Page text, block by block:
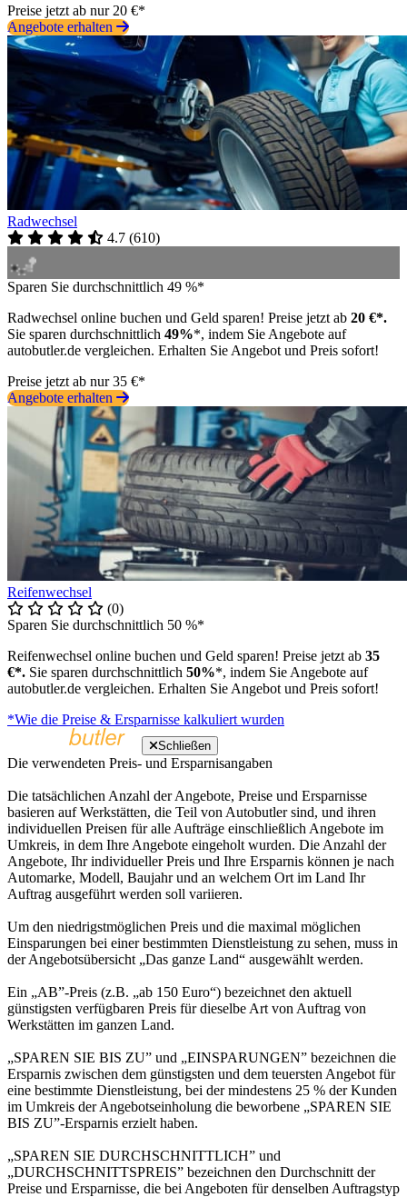
Preise jetzt ab nur 20 €*
Angebote erhalten
Radwechsel
4.7 (610)
Sparen Sie durchschnittlich 49 %*
Radwechsel online buchen und Geld sparen! Preise jetzt ab 20 €*.
Sie sparen durchschnittlich 49%*, indem Sie Angebote auf
autobutler.de vergleichen. Erhalten Sie Angebot und Preis sofort!
Preise jetzt ab nur 35 €*
Angebote erhalten
Reifenwechsel
(0)
Sparen Sie durchschnittlich 50 %*
Reifenwechsel online buchen und Geld sparen! Preise jetzt ab 35
€*. Sie sparen durchschnittlich 50%*, indem Sie Angebote auf
autobutler.de vergleichen. Erhalten Sie Angebot und Preis sofort!
*Wie die Preise & Ersparnisse kalkuliert wurden
Schließen
Die verwendeten Preis- und Ersparnisangaben
Die tatsächlichen Anzahl der Angebote, Preise und Ersparnisse
basieren auf Werkstätten, die Teil von Autobutler sind, und ihren
individuellen Preisen für alle Aufträge einschließlich Angebote im
Umkreis, in dem Ihre Angebote eingeholt wurden. Die Anzahl der
Angebote, Ihr individueller Preis und Ihre Ersparnis können je nach
Automarke, Modell, Baujahr und an welchem Ort im Land Ihr
Auftrag ausgeführt werden soll variieren.
Um den niedrigstmöglichen Preis und die maximal möglichen
Einsparungen bei einer bestimmten Dienstleistung zu sehen, muss in
der Angebotsübersicht „Das ganze Land“ ausgewählt werden.
Ein „AB”-Preis (z.B. „ab 150 Euro“) bezeichnet den aktuell
günstigsten verfügbaren Preis für dieselbe Art von Auftrag von
Werkstätten im ganzen Land.
„SPAREN SIE BIS ZU” und „EINSPARUNGEN” bezeichnen die
Ersparnis zwischen dem günstigsten und dem teuersten Angebot für
eine bestimmte Dienstleistung, bei der mindestens 25 % der Kunden
im Umkreis der Angebotseinholung die beworbene „SPAREN SIE
BIS ZU”-Ersparnis erzielt haben.
„SPAREN SIE DURCHSCHNITTLICH” und
„DURCHSCHNITTSPREIS” bezeichnen den Durchschnitt der
Preise und Ersparnisse, die bei Angeboten für denselben Auftragstyp